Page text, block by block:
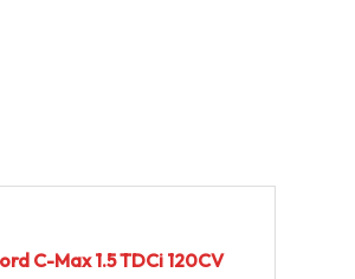
C-Max 1.5 TDCi 120CV